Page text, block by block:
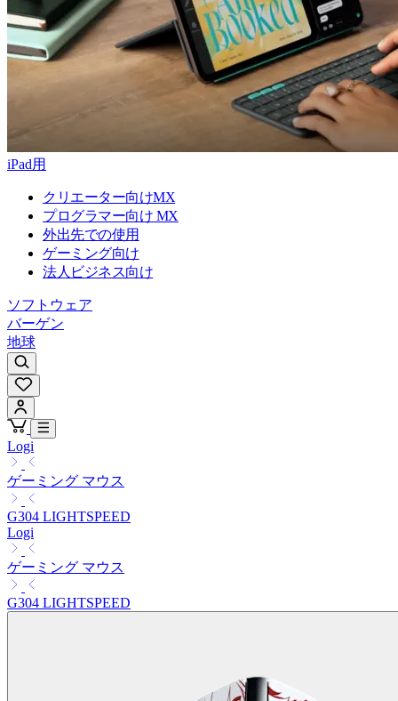
iPad用
クリエーター向けMX
プログラマー向け MX
外出先での使用
ゲーミング向け
法人ビジネス向け
ソフトウェア
バーゲン
地球
Logi
ゲーミング マウス
G304 LIGHTSPEED
Logi
ゲーミング マウス
G304 LIGHTSPEED